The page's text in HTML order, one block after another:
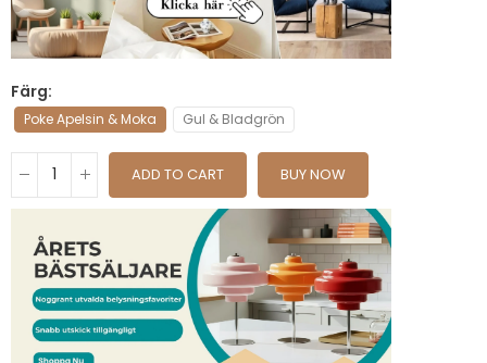
Färg
Poke Apelsin & Moka Gul & Bladgrön
ADD TO CART BUY NOW